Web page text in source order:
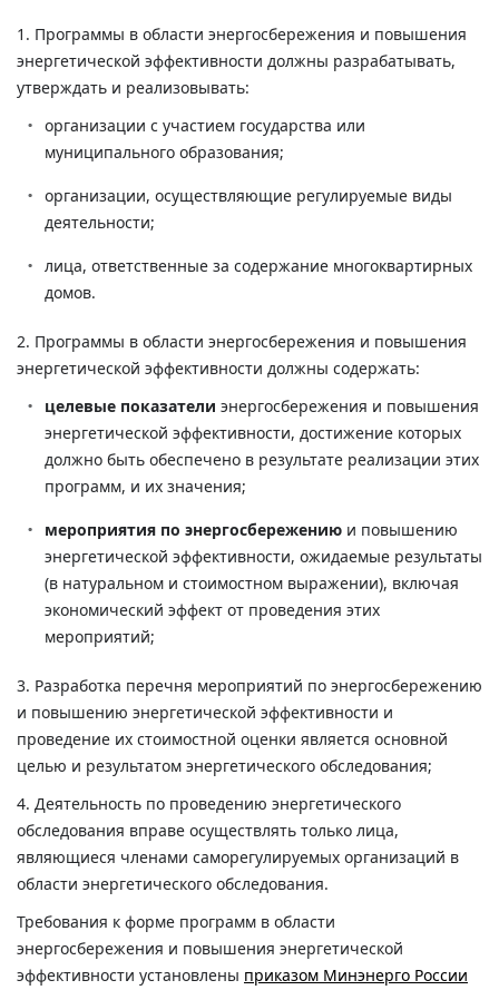
1. Программы в области энергосбережения и повышения
энергетической эффективности должны разрабатывать,
утверждать и реализовывать:
организации с участием государства или
муниципального образования;
организации, осуществляющие регулируемые виды
деятельности;
лица, ответственные за содержание многоквартирных
домов.
2. Программы в области энергосбережения и повышения
энергетической эффективности должны содержать:
целевые показатели энергосбережения и повышения
энергетической эффективности, достижение которых
должно быть обеспечено в результате реализации этих
программ, и их значения;
мероприятия по энергосбережению и повышению
энергетической эффективности, ожидаемые результаты
(в натуральном и стоимостном выражении), включая
экономический эффект от проведения этих
мероприятий;
3. Разработка перечня мероприятий по энергосбережению
и повышению энергетической эффективности и
проведение их стоимостной оценки является основной
целью и результатом энергетического обследования;
4. Деятельность по проведению энергетического
обследования вправе осуществлять только лица,
являющиеся членами саморегулируемых организаций в
области энергетического обследования.
Требования к форме программ в области
энергосбережения и повышения энергетической
эффективности установлены приказом Минэнерго России